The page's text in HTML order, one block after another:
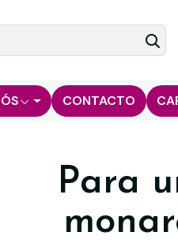
CONTACTO
Para